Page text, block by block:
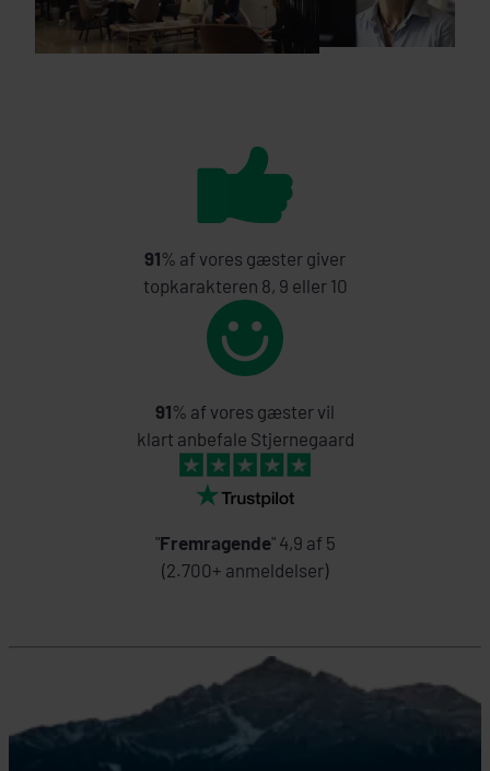
91% af vores gæster giver
topkarakteren 8, 9 eller 10
91% af vores gæster vil
klart anbefale Stjernegaard
"Fremragende" 4,9 af 5
(2.700+ anmeldelser)